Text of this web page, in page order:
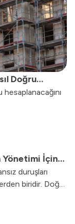
Doğru
Yönetimi İçin
duruşları
biridir. Doğru